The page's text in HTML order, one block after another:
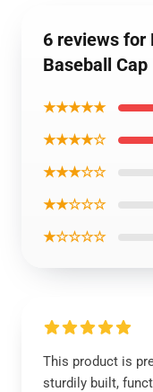
6 reviews for
Baseball Cap
★★★★★
★★★★☆
★★★☆☆
★★☆☆☆
★☆☆☆☆
This product is
sturdily built,